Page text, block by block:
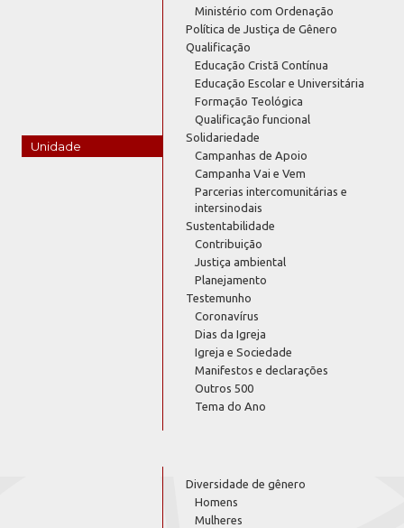
Unidade
Ministério com Ordenação
Política de Justiça de Gênero
Qualificação
Educação Cristã Contínua
Educação Escolar e Universitária
Formação Teológica
Qualificação funcional
Solidariedade
Campanhas de Apoio
Campanha Vai e Vem
Parcerias intercomunitárias e
intersinodais
Sustentabilidade
Contribuição
Justiça ambiental
Planejamento
Testemunho
Coronavírus
Dias da Igreja
Igreja e Sociedade
Manifestos e declarações
Outros 500
Tema do Ano
Diversidade de gênero
Homens
Mulheres